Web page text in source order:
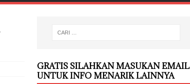
GRATIS SILAHKAN MASUKAN EMAIL
UNTUK INFO MENARIK LAINNYA